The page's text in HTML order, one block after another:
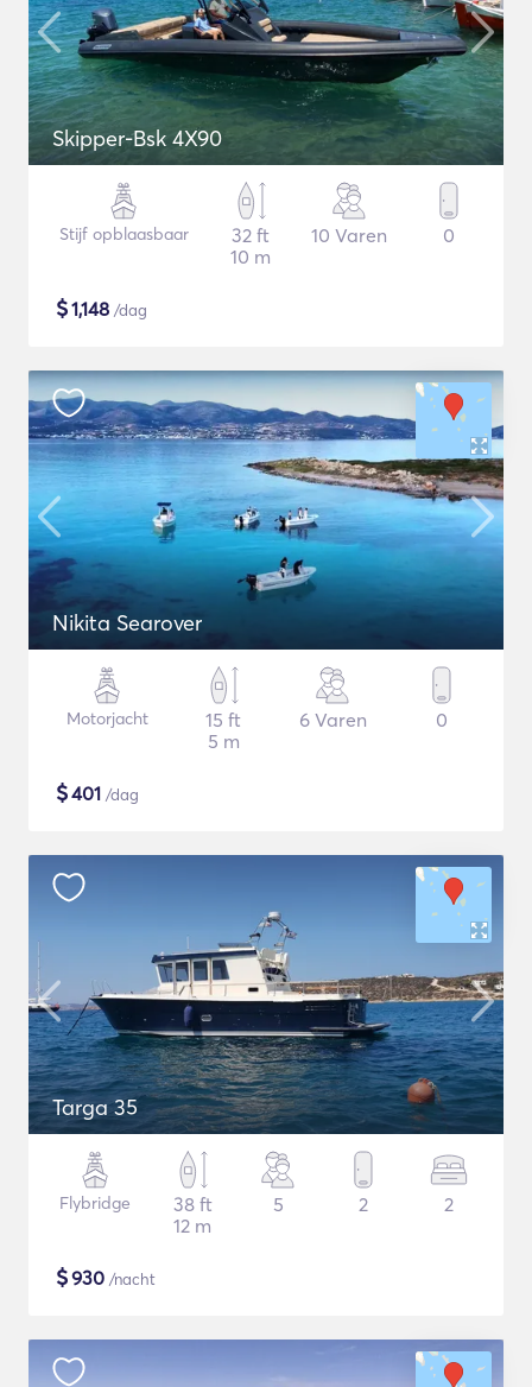
Skipper-Bsk 4X90
Stijf opblaasbaar
32 ft
10 m
10 Varen 0
$1,148 /dag
Nikita Searover
Motorjacht
15 ft
5 m
6 Varen 0
$401 /dag
Targa 35
Flybridge
38 ft
12 m
5 2 2
$930 /nacht